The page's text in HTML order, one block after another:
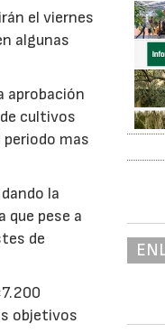
el viernes
algunas
aprobación
cultivos
mas
la
que pese a
de
objetivos
07/2026